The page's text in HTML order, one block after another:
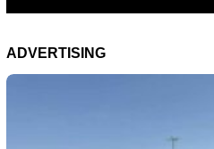
ADVERTISING